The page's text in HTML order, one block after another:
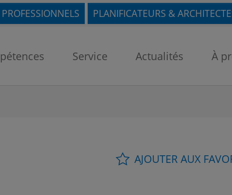
PLANIFICATEURS &
Service Actualités À
AJOUTER AUX